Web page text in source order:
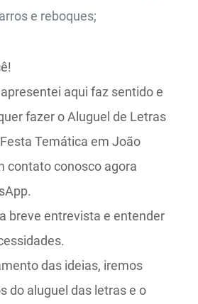
e reboques;
aqui faz sentido e
fazer o Aluguel de Letras
Temática em João
contato conosco agora
breve entrevista e entender
das ideias, iremos
do aluguel das letras e o